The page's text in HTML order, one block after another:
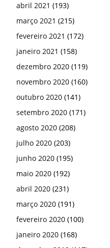
abril 2021 (193)
março 2021 (215)
fevereiro 2021 (172)
janeiro 2021 (158)
dezembro 2020 (119)
novembro 2020 (160)
outubro 2020 (141)
setembro 2020 (171)
agosto 2020 (208)
julho 2020 (203)
junho 2020 (195)
maio 2020 (192)
abril 2020 (231)
março 2020 (191)
fevereiro 2020 (100)
janeiro 2020 (168)